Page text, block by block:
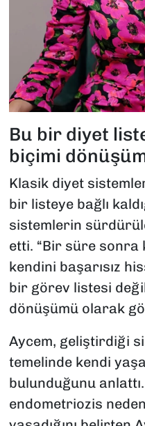
Bu bir diyet
biçimi
Klasik diyet
bir listeye bağlı
sistemlerin
etti. “Bir süre sonra
kendini başarısız
bir görev listesi
dönüşümü olarak
Aycem, geliştirdiği
temelinde kendi
bulunduğunu
endometriozis